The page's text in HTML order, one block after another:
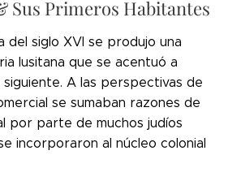
Sus Primeros Habitantes
del siglo XVI se produjo una
lusitana que se acentuó a
A las perspectivas de
se sumaban razones de
por parte de muchos judíos
incorporaron al núcleo colonial